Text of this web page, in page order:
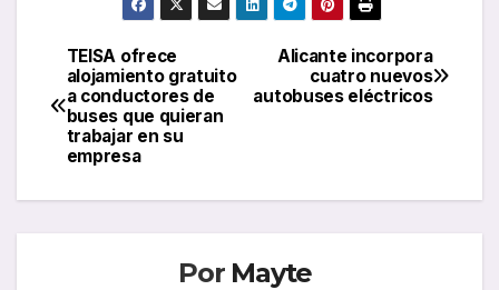
Navegación
de
entradas
Alicante incorpora
cuatro nuevos
autobuses eléctricos
TEISA ofrece
alojamiento gratuito
a conductores de
buses que quieran
trabajar en su
empresa
Por Mayte